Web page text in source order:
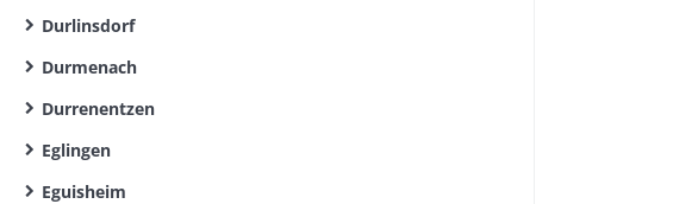
Durlinsdorf
Durmenach
Durrenentzen
Eglingen
Eguisheim